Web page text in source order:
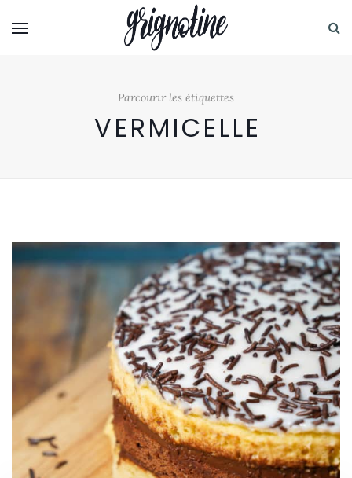
Parcourir les étiquettes
VERMICELLE